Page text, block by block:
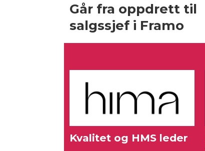
Går fra oppdrett til
salgssjef i Framo
Kvalitet og HMS leder